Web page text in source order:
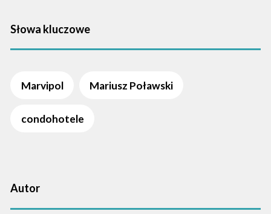
Słowa kluczowe
Marvipol Mariusz Poławski
condohotele
Autor